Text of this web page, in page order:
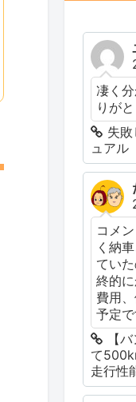
凄く
りが
失
ュアル
コメ
く納
てい
終的
費用
予定
【
て
走行性